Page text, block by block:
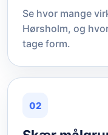
Se hvor mange
Hørsholm, og
tage form.
02